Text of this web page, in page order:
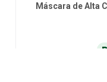
Máscara de Alta